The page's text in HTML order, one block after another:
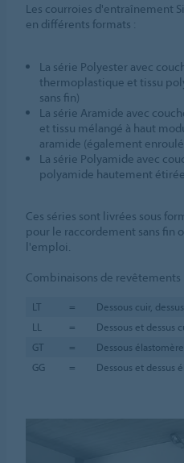
Les courroies d'entraînement
en différents formats :
La série Polyester avec
thermoplastique et tissu
sans fin)
La série Aramide avec
et tissu mélangé à haut
aramide (également
La série Polyamide avec
polyamide hautement étirée
Ces séries sont livrées sous
pour le raccordement sans fin
l'emploi.
Combinaisons de
LT =
Dessous cuir,
LL
=
Dessous et dessus
GT
=
Dessous
GG
= Dessous et dessus